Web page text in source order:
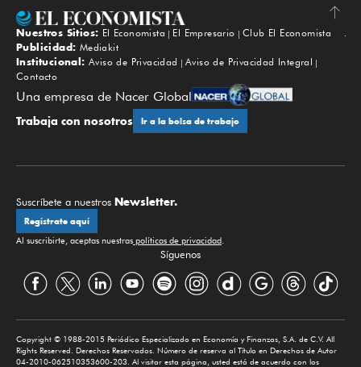
Subir
Nuestros Sitios: El Economista El Empresario
Club El Economista
Publicidad: Mediakit
Institucional: Aviso de Privacidad
Aviso de Privacidad Integral
Contacto
Una empresa de Nacer Global
Trabaja con nosotros Ir a la bolsa de trabajo
Suscríbete a nuestros Newsletter.
Regístrate aquí
Al suscribirte, aceptas nuestras políticas de privacidad.
Síguenos
Copyright © 1988-2015 Periódico Especializado en Economía y Finanzas, S.A. de C.V. All
Rights Reserved. Derechos Reservados. Número de reserva al Título en Derechos de Autor
04-2010-062510353600-203. Al visitar esta página, usted está de acuerdo con los